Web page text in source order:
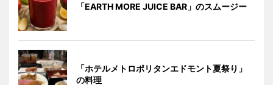
「EARTH MORE JUICE BAR」のスムージー
「ホテルメトロポリタンエドモント夏祭り」
の料理